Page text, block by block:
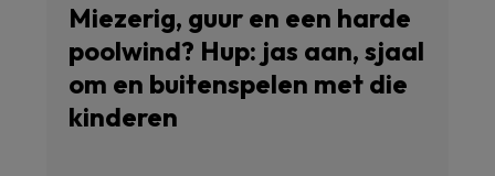
Miezerig, guur en een harde
poolwind? Hup: jas aan, sjaal
om en buitenspelen met die
kinderen